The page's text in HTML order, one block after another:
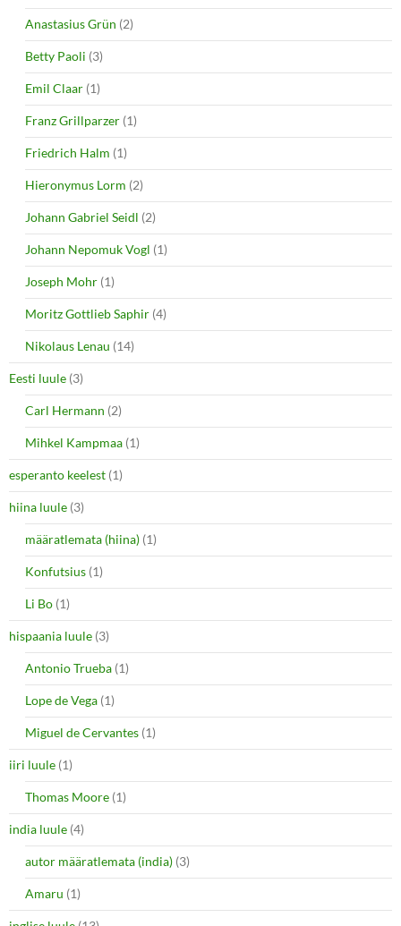
Anastasius Grün (2)
Betty Paoli (3)
Emil Claar (1)
Franz Grillparzer (1)
Friedrich Halm (1)
Hieronymus Lorm (2)
Johann Gabriel Seidl (2)
Johann Nepomuk Vogl (1)
Joseph Mohr (1)
Moritz Gottlieb Saphir (4)
Nikolaus Lenau (14)
Eesti luule (3)
Carl Hermann (2)
Mihkel Kampmaa (1)
esperanto keelest (1)
hiina luule (3)
määratlemata (hiina) (1)
Konfutsius (1)
Li Bo (1)
hispaania luule (3)
Antonio Trueba (1)
Lope de Vega (1)
Miguel de Cervantes (1)
iiri luule (1)
Thomas Moore (1)
india luule (4)
autor määratlemata (india) (3)
Amaru (1)